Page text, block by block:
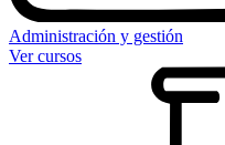
Administración y gestión
Ver cursos